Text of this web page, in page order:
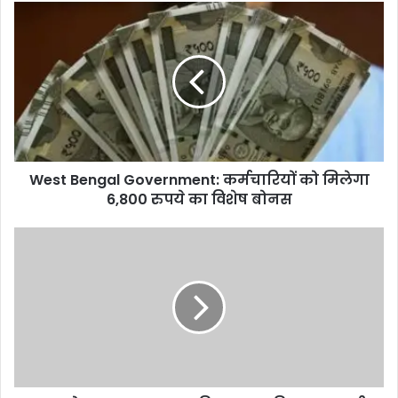
भगवंत मान का कांग्रेस पर बड़ा हमला, बोले-
मुख्यमंत्री बनने से पहले ही कुर्सी की लड़ाई शुरू
कर्मचारियों
मिलेगा
6,800
रुपये
का
विशेषWest Bengal Government: कर्मचारियों को मिलेगा
6,800 रुपये का विशेष बोनस
शरारती